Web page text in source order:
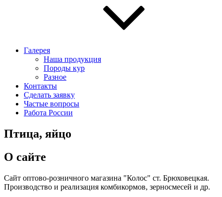
Галерея
Наша продукция
Породы кур
Разное
Контакты
Сделать заявку
Частые вопросы
Работа России
Птица, яйцо
О сайте
Сайт оптово-розничного магазина "Колос" ст. Брюховецкая.
Производство и реализация комбикормов, зерносмесей и др.